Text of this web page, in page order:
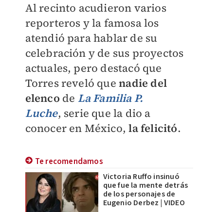
Al recinto acudieron varios
reporteros y la famosa los
atendió para hablar de su
celebración y de sus proyectos
actuales, pero destacó que
Torres reveló quenadie del
elenco de La Familia P.
Luche, serie que la dio a
conocer en México,la felicitó.
Te recomendamos
Victoria Ruffo insinuó
que fue la mente detrás
de los personajes de
Eugenio Derbez | VIDEO